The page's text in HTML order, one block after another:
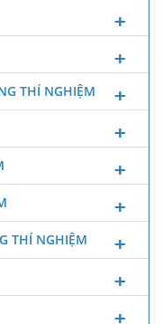
THÍ NGHIỆM
THÍ NGHIỆM